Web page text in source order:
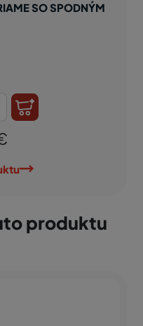
SO SPODNÝM
produktu